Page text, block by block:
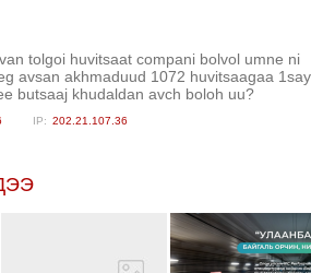
tolgoi huvitsaat compani bolvol umne ni
avsan akhmaduud 1072 huvitsaagaa
butsaaj khudaldan avch boloh uu?
202.21.107.36